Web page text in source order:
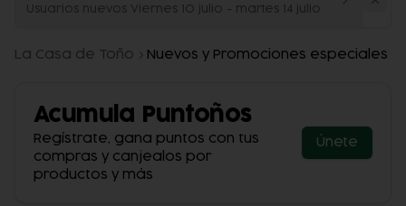
Usuarios nuevos Viernes 10 julio - martes 14 julio
La Casa de Toño Nuevos y Promociones especiales
Acumula Puntoños
Regístrate, gana puntos con tus
compras y canjealos por
productos y más
Únete